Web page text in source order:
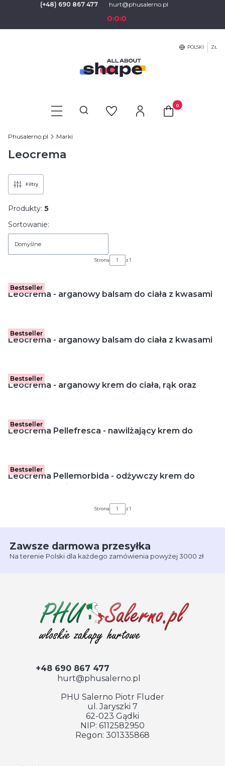
(+48) 690 867 477 hurt@phusalerno.pl
0:0:0
POLSKI ZŁ
Otwórz wyszukiwarkę Produkty w
Phusalerno.pl Marki
Leocrema
Filtry
Produkty: 5
Lista produktów
Sortowanie:
Domyślne
Strona z 1
Bestseller
Leocrema - arganowy balsam do ciała z kwasami
Bestseller
Leocrema - arganowy balsam do ciała z kwasami
Bestseller
Leocrema - arganowy krem do ciała, rąk oraz
Bestseller
Leocrema Pellefresca - nawilżający krem do
skóry z wit. E i wyciągiem ryżowym (150 ml)
Bestseller
Leocrema Pellemorbida - odżywczy krem do
Strona z 1
Zawsze darmowa przesyłka
Na terenie Polski dla każdego zamówienia powyżej 3000 zł
+48 690 867 477
hurt@phusalerno.pl
PHU Salerno Piotr Fluder
ul. Jaryszki 7
62-023 Gądki
NIP: 6112582950
Regon: 301335868